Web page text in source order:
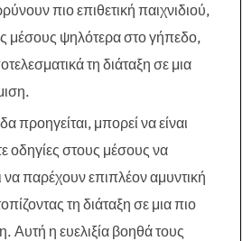
πιο επιθετική παιχνιδιού,
μέσους ψηλότερα στο γήπεδο,
τη διάταξη σε μια
προηγείται, μπορεί να είναι
οδηγίες στους μέσους να
παρέχουν επιπλέον αμυντική
τη διάταξη σε μια πιο
Αυτή η ευελιξία βοηθά τους